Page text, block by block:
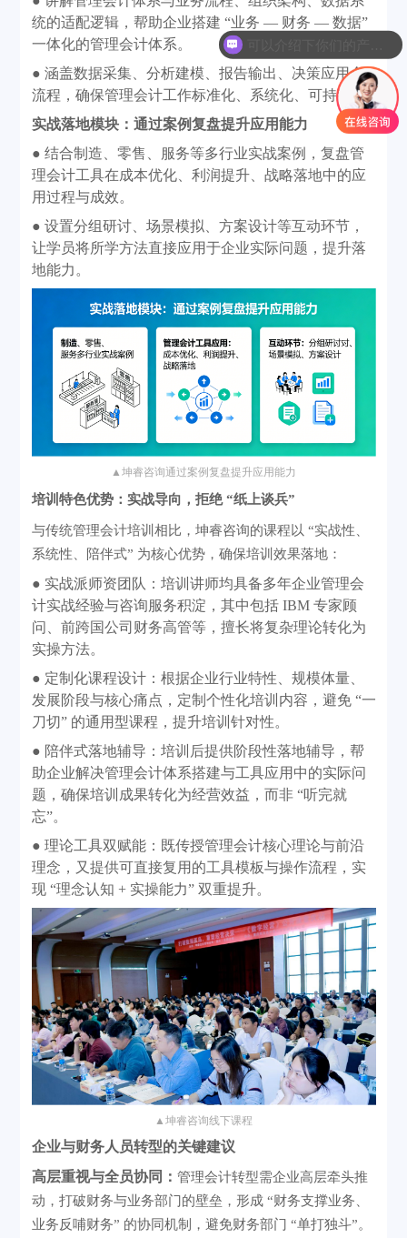
统的适配逻辑，帮助企业搭建 “业务 — 财务 — 数据”
一体化的管理会计体系。
● 涵盖数据采集、分析建模、报告输出、决策应用全
流程，确保管理会计工作标准化、系统化、可持续。
实战落地模块：通过案例复盘提升应用能力
● 结合制造、零售、服务等多行业实战案例，复盘管
理会计工具在成本优化、利润提升、战略落地中的应
用过程与成效。
● 设置分组研讨、场景模拟、方案设计等互动环节，
让学员将所学方法直接应用于企业实际问题，提升落
地能力。
▲ 坤睿咨询通过案例复盘提升应用能力
培训特色优势：实战导向，拒绝 “纸上谈兵”
与传统管理会计培训相比，坤睿咨询的课程以 “实战性、
系统性、陪伴式” 为核心优势，确保培训效果落地：
● 实战派师资团队：培训讲师均具备多年企业管理会
计实战经验与咨询服务积淀，其中包括 IBM 专家顾
问、前跨国公司财务高管等，擅长将复杂理论转化为
实操方法。
● 定制化课程设计：根据企业行业特性、规模体量、
发展阶段与核心痛点，定制个性化培训内容，避免 “一
刀切” 的通用型课程，提升培训针对性。
● 陪伴式落地辅导：培训后提供阶段性落地辅导，帮
助企业解决管理会计体系搭建与工具应用中的实际问
题，确保培训成果转化为经营效益，而非 “听完就
忘”。
● 理论工具双赋能：既传授管理会计核心理论与前沿
理念，又提供可直接复用的工具模板与操作流程，实
现 “理念认知 + 实操能力” 双重提升。
▲ 坤睿咨询线下课程
企业与财务人员转型的关键建议
高层重视与全员协同： 管理会计转型需企业高层牵头推
动，打破财务与业务部门的壁垒，形成 “财务支撑业务、
业务反哺财务” 的协同机制，避免财务部门 “单打独斗”。